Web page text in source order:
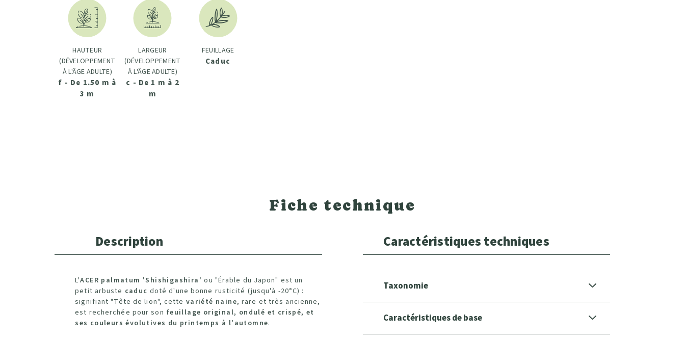
HAUTEUR
(DÉVELOPPEMENT
À L'ÂGE ADULTE)
f - De 1.50 m à
3 m
LARGEUR
(DÉVELOPPEMENT
À L'ÂGE ADULTE)
c - De 1 m à 2
m
FEUILLAGE
Caduc
Fiche technique
Description
L'ACER palmatum 'Shishigashira'ou "Érable du Japon" est un
petit arbuste caduc doté d'une bonne rusticité (jusqu'à -20°C) :
signifiant "Tête de lion", cette variété naine, rare et très ancienne,
est recherchée pour son feuillage original, ondulé et crispé, et
ses couleurs évolutives du printemps à l'automne.
Caractéristiques techniques
Taxonomie
Caractéristiques de base